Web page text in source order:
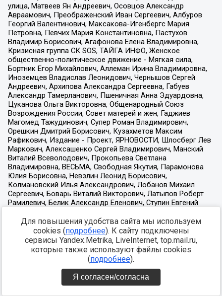
Для повышения удобства сайта мы используем
cookies (подробнее). К сайту подключены
сервисы Yandex.Metrika, LiveInternet, top.mail.ru,
которые также используют файлы cookies
(подробнее).
Я согласен/согласна